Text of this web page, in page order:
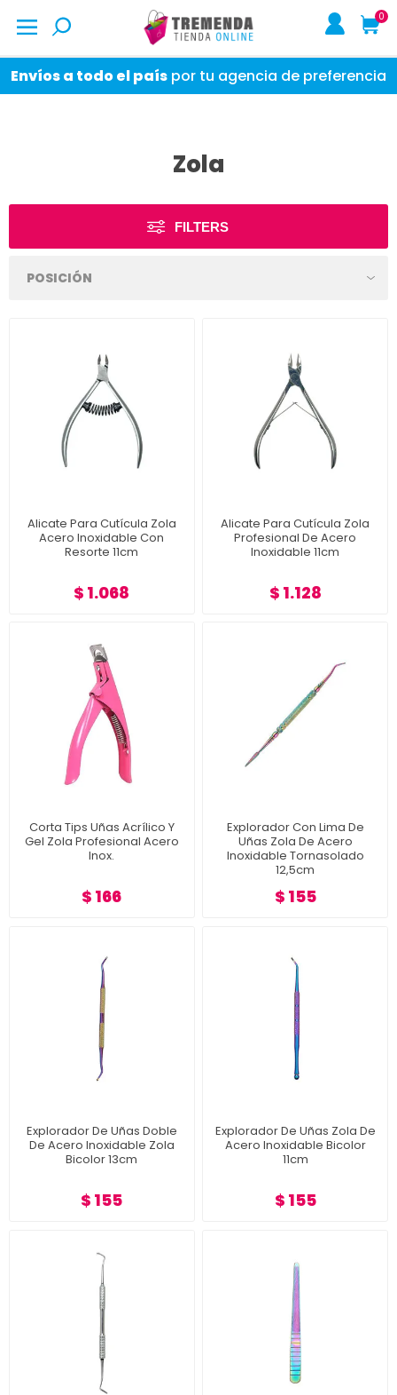
0
Envíos a todo el país por tu agencia de preferencia
Zola
FILTERS
Alicate Para Cutícula Zola
Acero Inoxidable Con
Resorte 11cm
$ 1.068
Alicate Para Cutícula Zola
Profesional De Acero
Inoxidable 11cm
$ 1.128
Corta Tips Uñas Acrílico Y
Gel Zola Profesional Acero
Inox.
$ 166
Explorador Con Lima De
Uñas Zola De Acero
Inoxidable Tornasolado
12,5cm
$ 155
Explorador De Uñas Doble
De Acero Inoxidable Zola
Bicolor 13cm
$ 155
Explorador De Uñas Zola De
Acero Inoxidable Bicolor
11cm
$ 155